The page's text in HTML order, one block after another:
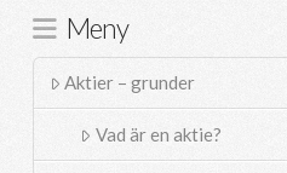
Meny
Aktier – grunder
Vad är en aktie?